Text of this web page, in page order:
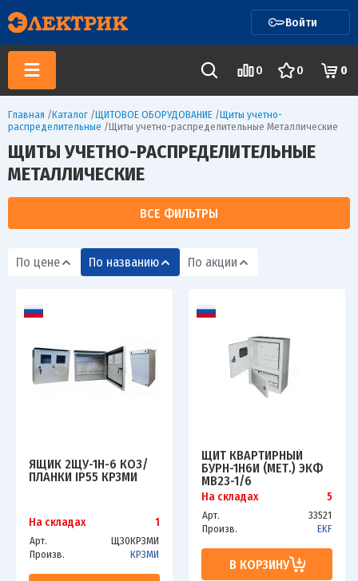
Войти
0 0 0
Главная /Каталог /ЩИТОВОЕ ОБОРУДОВАНИЕ /Щиты учетно-
распределительные /Щиты учетно-распределительные Металлические
ЩИТЫ УЧЕТНО-РАСПРЕДЕЛИТЕЛЬНЫЕ
МЕТАЛЛИЧЕСКИЕ
ВСЕ ФИЛЬТРЫ
По цене По названию По акции
ЯЩИК 2ЩУ-1Н-6 КОЗ/
ПЛАНКИ IP55 КРЗМИ
На складах 1
Арт.
Щ30КРЗМИ
Произв.
КРЗМИ
ЩИТ КВАРТИРНЫЙ
БУРН-1Н6И (МЕТ.) ЭКФ
MB23-1/6
На складах 5
Арт.
33521
Произв.
EKF
В КОРЗИНУ